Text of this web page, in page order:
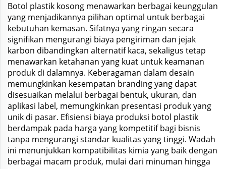
Botol plastik kosong menawarkan berbagai keunggulan
yang menjadikannya pilihan optimal untuk berbagai
kebutuhan kemasan. Sifatnya yang ringan secara
signifikan mengurangi biaya pengiriman dan jejak
karbon dibandingkan alternatif kaca, sekaligus tetap
menawarkan ketahanan yang kuat untuk keamanan
produk di dalamnya. Keberagaman dalam desain
memungkinkan kesempatan branding yang dapat
disesuaikan melalui berbagai bentuk, ukuran, dan
aplikasi label, memungkinkan presentasi produk yang
unik di pasar. Efisiensi biaya produksi botol plastik
berdampak pada harga yang kompetitif bagi bisnis
tanpa mengurangi standar kualitas yang tinggi. Wadah
ini menunjukkan kompatibilitas kimia yang baik dengan
berbagai macam produk, mulai dari minuman hingga